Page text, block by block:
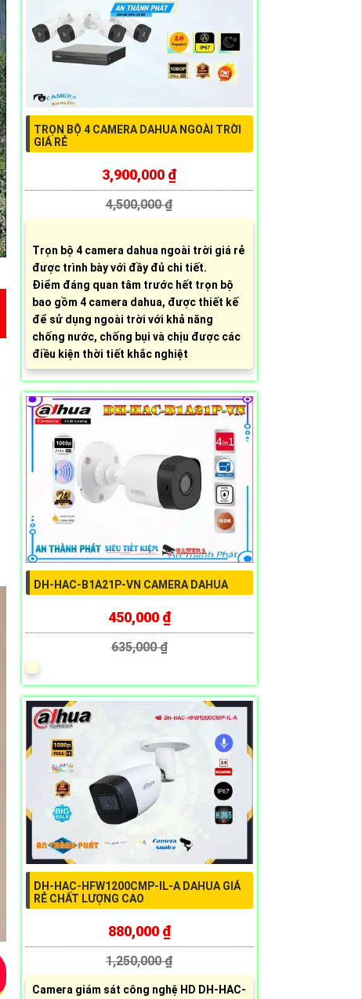
TRỌN BỘ 4 CAMERA DAHUA NGOÀI TRỜI
GIÁ RẺ
3,900,000 ₫
4,500,000 ₫
Trọn bộ 4 camera dahua ngoài trời giá rẻ
được trình bày với đầy đủ chi tiết.
Điểm đáng quan tâm trước hết trọn bộ
bao gồm 4 camera dahua, được thiết kế
để sử dụng ngoài trời với khả năng
chống nước, chống bụi và chịu được các
điều kiện thời tiết khắc nghiệt
DH-HAC-B1A21P-VN CAMERA DAHUA
450,000 ₫
635,000 ₫
DH-HAC-HFW1200CMP-IL-A DAHUA GIÁ
RẺ CHẤT LƯỢNG CAO
880,000 ₫
1,250,000 ₫
Camera giám sát công nghệ HD DH-HAC-